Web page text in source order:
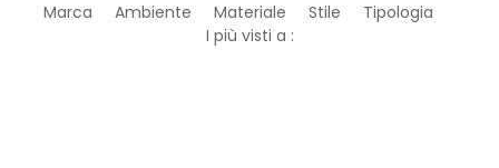
Marca Ambiente Materiale Stile
Tipologia
I più visti a :